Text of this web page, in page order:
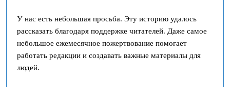
У нас есть небольшая просьба. Эту историю удалось
рассказать благодаря поддержке читателей. Даже самое
небольшое ежемесячное пожертвование помогает
работать редакции и создавать важные материалы для
людей.